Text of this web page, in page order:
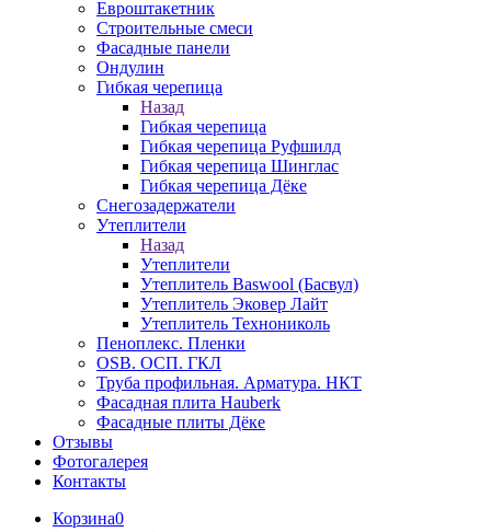
Евроштакетник
Строительные смеси
Фасадные панели
Ондулин
Гибкая черепица
Назад
Гибкая черепица
Гибкая черепица Руфшилд
Гибкая черепица Шинглас
Гибкая черепица Дёке
Снегозадержатели
Утеплители
Назад
Утеплители
Утеплитель Baswool (Басвул)
Утеплитель Эковер Лайт
Утеплитель Технониколь
Пеноплекс. Пленки
OSB. ОСП. ГКЛ
Труба профильная. Арматура. НКТ
Фасадная плита Hauberk
Фасадные плиты Дёке
Отзывы
Фотогалерея
Контакты
Корзина0